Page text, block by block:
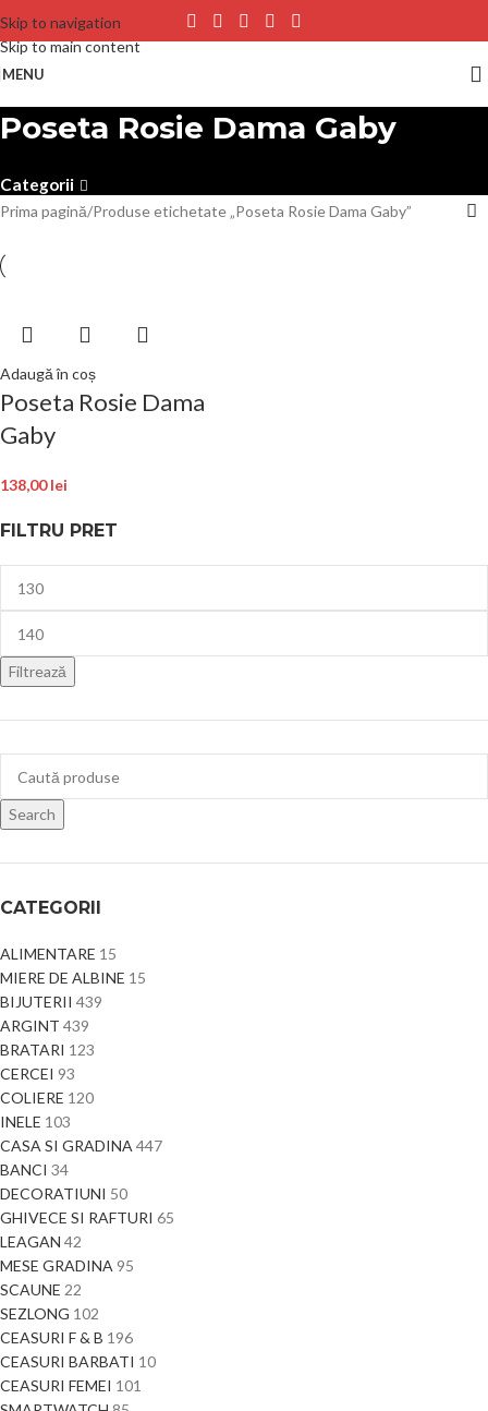
Skip to navigation
Skip to main content
MENU
Poseta Rosie Dama Gaby
Categorii
FILTRU PRET
Filtrează
Search
CATEGORII
ALIMENTARE 15
MIERE DE ALBINE 15
BIJUTERII 439
ARGINT 439
BRATARI 123
CERCEI 93
COLIERE 120
INELE 103
CASA SI GRADINA447
BANCI 34
DECORATIUNI 50
GHIVECE SI RAFTURI 65
LEAGAN 42
MESE GRADINA 95
SCAUNE 22
SEZLONG 102
CEASURI F & B 196
CEASURI BARBATI 10
CEASURI FEMEI 101
Prima pagină Produse etichetate „Poseta Rosie Dama Gaby”
Adaugă în coș
Poseta Rosie Dama
Gaby
138,00lei